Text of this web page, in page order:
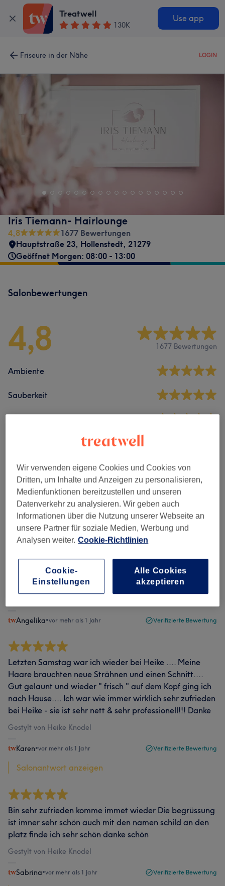
Treatwell
130K
Use app
Friseure in der Nähe LOGIN
Iris Tiemann- Hairlounge
4,8
1677 Bewertungen
Hauptstraße 23, Hollenstedt, 21279
Geöffnet Morgen: 08:00 - 13:00
Salonbewertungen
4,8 1677 Bewertungen
Ambiente
Sauberkeit
Bewertungen filtern
Bewertung Nach Sternen filtern
Verifizierte Bewertungen
Geschrieben von unseren Kunden, damit du weißt, was
Hervorragend in allem! Superteam.
Angelika•vor mehr als 1 Jahr Verifizierte Bewertung
Letzten Samstag war ich wieder bei Heike .... Meine
Haare brauchten neue Strähnen und einen Schnitt....
Gut gelaunt und wieder " frisch " auf dem Kopf ging ich
nach Hause.... Ich war wie immer wirklich sehr zufrieden
bei Heike - sie ist sehr nett & sehr professionell!!! Danke
Gestylt von Heike Knodel
Karen•vor mehr als 1 Jahr Verifizierte Bewertung
Salonantwort anzeigen
Bin sehr zufrieden komme immet wieder Die begrüssung
ist imner sehr schön auch mit den namen schild an den
platz finde ich sehr schön danke schön
Gestylt von Heike Knodel
Sabrina•vor mehr als 1 Jahr Verifizierte Bewertung
Wir verwenden eigene Cookies und Cookies von
Dritten, um Inhalte und Anzeigen zu personalisieren,
Medienfunktionen bereitzustellen und unseren
Datenverkehr zu analysieren. Wir geben auch
Informationen über die Nutzung unserer Webseite an
unsere Partner für soziale Medien, Werbung und
Analysen weiter. Cookie-Richtlinien
Cookie-
Einstellungen
Alle Cookies
akzeptieren